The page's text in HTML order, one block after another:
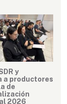
y
a productores
de
2026